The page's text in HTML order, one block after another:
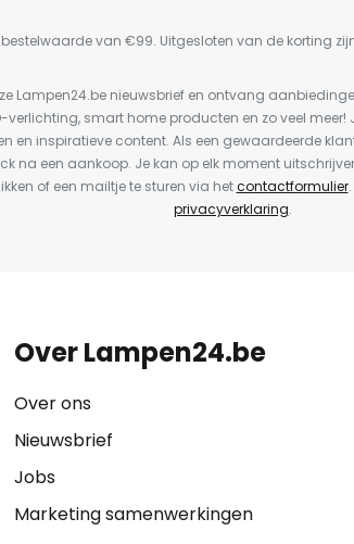
van €99. Uitgesloten van de korting
Lampen24.be nieuwsbrief en ontvang
verlichting, smart home producten en zo veel
en inspiratieve content. Als een gewaardeerde
na een aankoop. Je kan op elk moment
of een mailtje te sturen via hetcontactformulier
privacyverklaring.
Over Lampen24.be
Over ons
Nieuwsbrief
Jobs
Marketing samenwerkingen